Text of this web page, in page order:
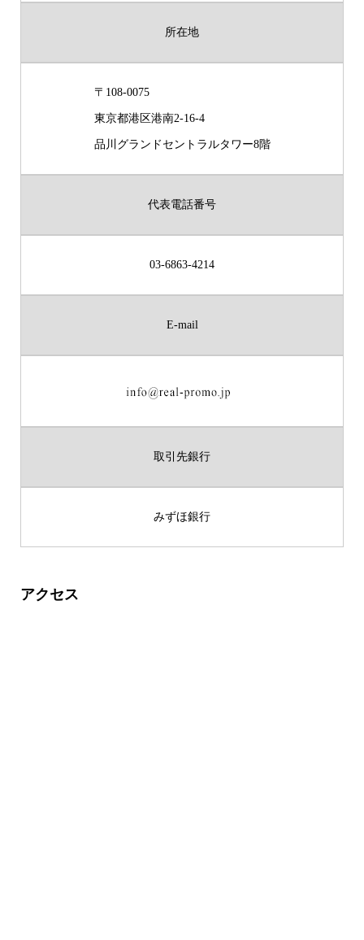
所在地
〒108-0075
東京都港区港南2-16-4
品川グランドセントラルタワー8階
代表電話番号
03-6863-4214
E-mail
取引先銀行
みずほ銀行
アクセス